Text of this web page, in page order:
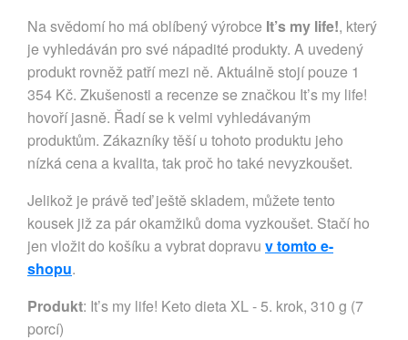
Na svědomí ho má oblíbený výrobce It’s my life!, který
je vyhledáván pro své nápadité produkty. A uvedený
produkt rovněž patří mezi ně. Aktuálně stojí pouze 1
354 Kč. Zkušenosti a recenze se značkou It’s my life!
hovoří jasně. Řadí se k velmi vyhledávaným
produktům. Zákazníky těší u tohoto produktu jeho
nízká cena a kvalita, tak proč ho také nevyzkoušet.
Jelikož je právě teď ještě skladem, můžete tento
kousek již za pár okamžiků doma vyzkoušet. Stačí ho
jen vložit do košíku a vybrat dopravu v tomto e-
shopu.
Produkt: It’s my life! Keto dieta XL - 5. krok, 310 g (7
porcí)